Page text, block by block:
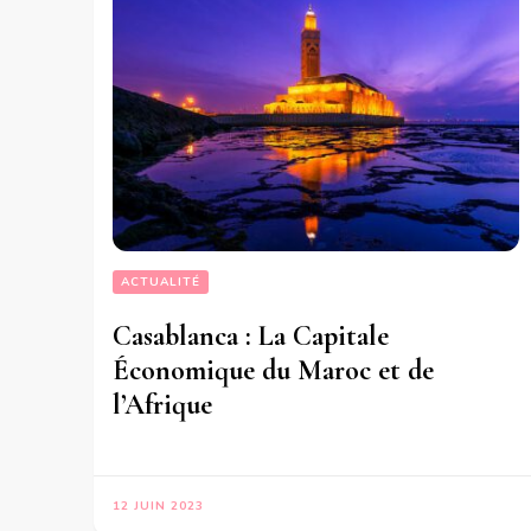
ACTUALITÉ
Casablanca : La Capitale
Économique du Maroc et de
l’Afrique
12 JUIN 2023